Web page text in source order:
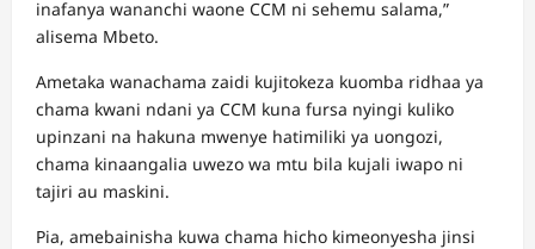
inafanya wananchi waone CCM ni sehemu salama,”
alisema Mbeto.
Ametaka wanachama zaidi kujitokeza kuomba ridhaa ya
chama kwani ndani ya CCM kuna fursa nyingi kuliko
upinzani na hakuna mwenye hatimiliki ya uongozi,
chama kinaangalia uwezo wa mtu bila kujali iwapo ni
tajiri au maskini.
Pia, amebainisha kuwa chama hicho kimeonyesha jinsi